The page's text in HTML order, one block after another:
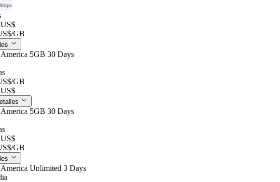
/GB
5GB 30 Days
/GB
5GB 30 Days
/GB
Unlimited 3 Days